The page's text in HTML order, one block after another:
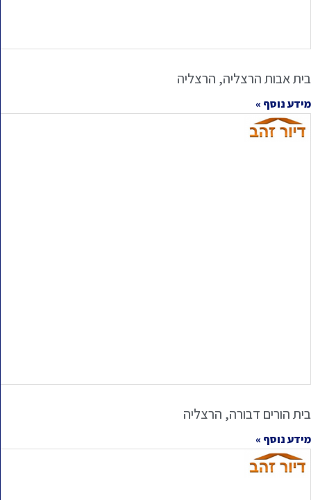
בית אבות הרצליה, הרצליה
מידע נוסף »
בית הורים דבורה, הרצליה
מידע נוסף »